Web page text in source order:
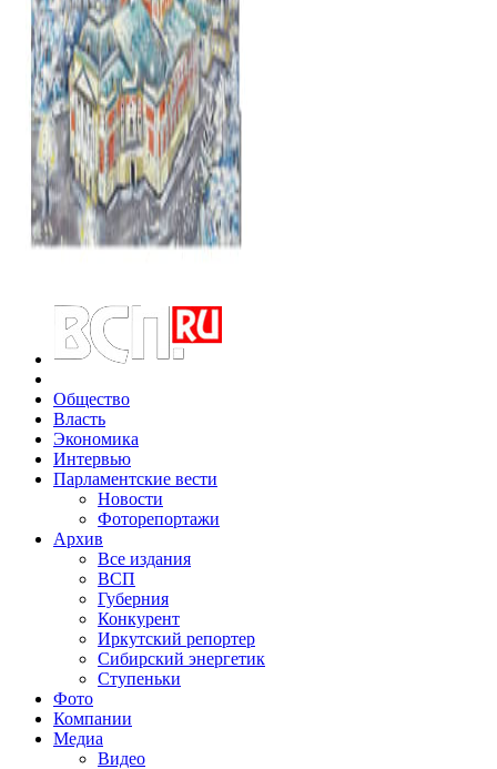
Общество
Власть
Экономика
Интервью
Парламентские вести
Новости
Фоторепортажи
Архив
Все издания
ВСП
Губерния
Конкурент
Иркутский репортер
Сибирский энергетик
Ступеньки
Фото
Компании
Медиа
Видео